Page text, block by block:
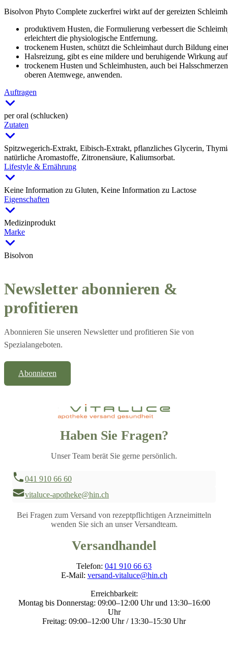
Bisolvon Phyto Complete zuckerfrei wirkt auf der gereizten
produktivem Husten, die Formulierung verbessert die
erleichtert die physiologische Entfernung.
trockenem Husten, schützt die Schleimhaut durch Bildung
Halsreizung, gibt es eine mildere und beruhigende Wirkung
trockenem Husten und Schleimhusten, auch bei
oberen Atemwege, anwenden.
Auftragen
per oral (schlucken)
Zutaten
Spitzwegerich-Extrakt, Eibisch-Extrakt, pflanzliches Glycerin,
natürliche Aromastoffe, Zitronensäure, Kaliumsorbat.
Lifestyle & Ernährung
Keine Information zu Gluten, Keine Information zu Lactose
Eigenschaften
Medizinprodukt
Marke
Bisolvon
Newsletter abonnieren &
profitieren
Abonnieren Sie unseren Newsletter und profitieren Sie von
Spezialangeboten.
Abonnieren
Haben Sie Fragen?
Unser Team berät Sie gerne persönlich.
041 910 66 60
vitaluce-apotheke@hin.ch
Bei Fragen zum Versand von rezeptpflichtigen Arzneimitteln
wenden Sie sich an unser Versandteam.
Versandhandel
Telefon: 041 910 66 63
E-Mail: versand-vitaluce@hin.ch
Erreichbarkeit:
Montag bis Donnerstag: 09:00–12:00 Uhr und 13:30–16:00
Uhr
Freitag: 09:00–12:00 Uhr / 13:30–15:30 Uhr